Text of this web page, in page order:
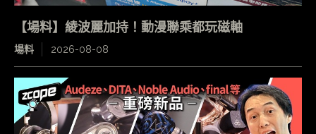
【場料】綾波麗加持！動漫聯乘都玩磁軸
場料 2026-08-08